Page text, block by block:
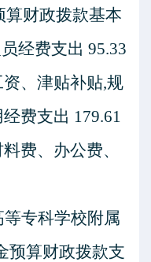
算财政拨款基本
经费支出 95.33
、津贴补贴,规
经费支出 179.61
费、 办公费、
专科学校附属
预算财政拨款支